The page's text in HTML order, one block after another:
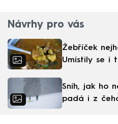
Návrhy pro vás
Žebříček
Umístily se i
Sníh, jak ho
padá i z